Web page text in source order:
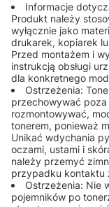
Informacje
Produkt należy
wyłącznie jako
drukarek, kopiarek
Przed montażem i
instrukcją obsługi
dla konkretnego
Ostrzeżenia:
przechowywać
rozmontowywać,
tonerem, ponieważ
Unikać wdychania
oczami, ustami i
należy przemyć
przypadku kontaktu
Ostrzeżenia: Nie
pojemników po